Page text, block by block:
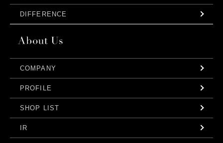
DIFFERENCE
COMPANY
PROFILE
SHOP LIST
IR